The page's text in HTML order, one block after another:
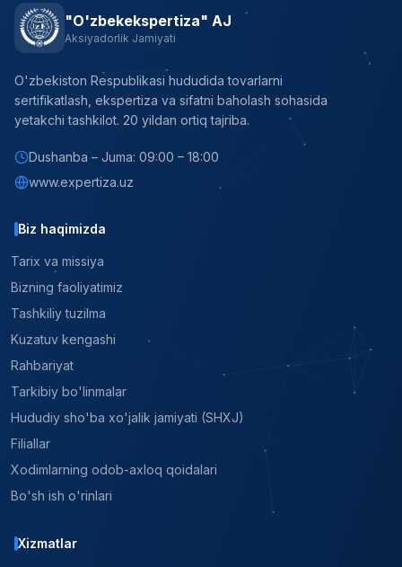
"O'zbekekspertiza" AJ
Aksiyadorlik Jamiyati
O'zbekiston Respublikasi hududida tovarlarni
sertifikatlash, ekspertiza va sifatni baholash sohasida
yetakchi tashkilot. 20 yildan ortiq tajriba.
Dushanba – Juma: 09:00 – 18:00
www.expertiza.uz
Biz haqimizda
Tarix va missiya
Bizning faoliyatimiz
Tashkiliy tuzilma
Kuzatuv kengashi
Rahbariyat
Tarkibiy bo'linmalar
Hududiy sho'ba xo'jalik jamiyati (SHXJ)
Filiallar
Xodimlarning odob-axloq qoidalari
Bo'sh ish o'rinlari
Xizmatlar